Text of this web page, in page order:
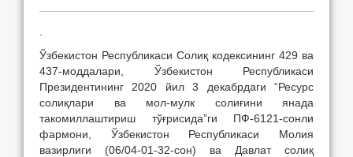
Ўзбекистон Республикаси Солиқ кодексининг 429 ва
437-моддалари, Ўзбекистон Республикаси
Президентининг 2020 йил 3 декабрдаги “Ресурс
солиқлари ва мол-мулк солиғини янада
такомиллаштириш тўғрисида”ги ПФ-6121-сонли
фармони, Ўзбекистон Республикаси Молия
вазирлиги (06/04-01-32-сон) ва Давлат солиқ